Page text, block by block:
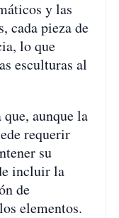
y las
cada pieza de
lo que
esculturas al
aunque la
requerir
su
incluir la
de
elementos.